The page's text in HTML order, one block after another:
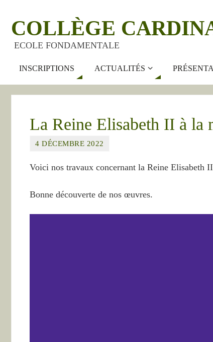
COLLÈGE
ECOLE FONDAMENTALE
INSCRIPTIONS ACTUALITÉS
La Reine Elisabeth II à la
4 DÉCEMBRE 2022
Voici nos travaux concernant la Reine Elisabeth
Bonne découverte de nos œuvres.